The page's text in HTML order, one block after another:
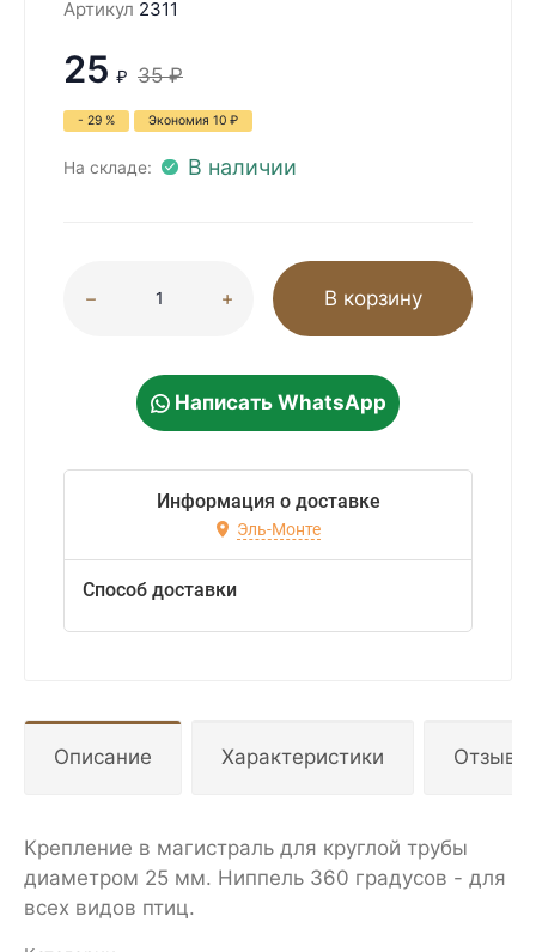
Артикул 2311
25 ₽ 35 ₽
- 29 % Экономия 10 ₽
На складе: В наличии
В корзину
Написать WhatsApp
Информация о доставке
Эль-Монте
Способ доставки
Описание Характеристики
Крепление в магистраль для круглой трубы
диаметром 25 мм. Ниппель 360 градусов - для
всех видов птиц.